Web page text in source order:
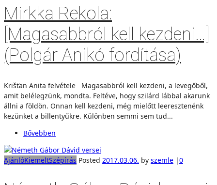
Mirkka Rekola:
[Magasabbról kell kezdeni…]
(Polgár Anikó fordítása)
Krišťan Anita felvétele Magasabbról kell kezdeni, a levegőből,
amit belélegzünk, mondta. Feltéve, hogy szilárd lábbal akarunk
állni a földön. Onnan kell kezdeni, még mielőtt leeresztenénk
kezünket a billentyűkre. Különben semmi sem tud...
Bővebben
AjánlóKiemeltSzépírás Posted 2017.03.06. by szemle |0